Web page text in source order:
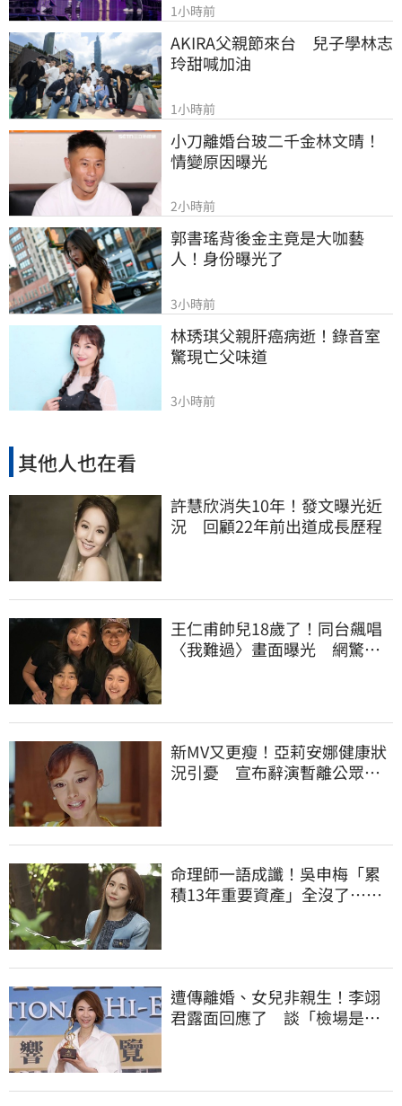
1小時前
AKIRA父親節來台　兒子學林志
玲甜喊加油
1小時前
小刀離婚台玻二千金林文晴！
情變原因曝光
2小時前
郭書瑤背後金主竟是大咖藝
人！身份曝光了
3小時前
林琇琪父親肝癌病逝！錄音室
驚現亡父味道
3小時前
其他人也在看
許慧欣消失10年！發文曝光近
況 回顧22年前出道成長歷程
王仁甫帥兒18歲了！同台飆唱
〈我難過〉畫面曝光 網驚：
新MV又更瘦！亞莉安娜健康狀
況引憂 宣布辭演暫離公眾視
命理師一語成讖！吳申梅「累
積13年重要資產」全沒了…急
遭傳離婚、女兒非親生！李翊
君露面回應了 談「檢場是否